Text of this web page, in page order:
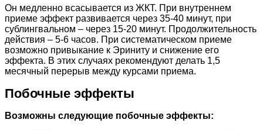
Он медленно всасывается из ЖКТ. При внутреннем
приеме эффект развивается через 35-40 минут, при
сублингвальном – через 15-20 минут. Продолжительность
действия – 5-6 часов. При систематическом приеме
возможно привыкание к Эриниту и снижение его
эффекта. В этих случаях рекомендуют делать 1,5
месячный перерыв между курсами приема.
Побочные эффекты
Возможны следующие побочные эффекты: